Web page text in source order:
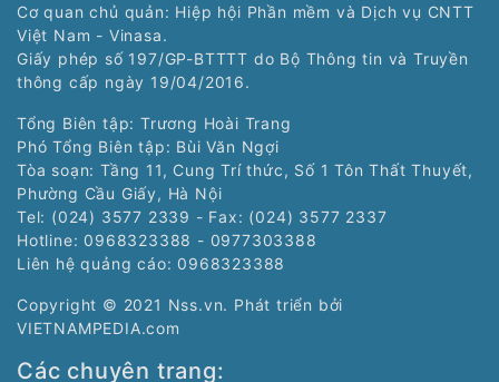
Cơ quan chủ quản: Hiệp hội Phần mềm và Dịch vụ CNTT
Việt Nam - Vinasa.
Giấy phép số 197/GP-BTTTT do Bộ Thông tin và Truyền
thông cấp ngày 19/04/2016.
Tổng Biên tập: Trương Hoài Trang
Phó Tổng Biên tập: Bùi Văn Ngợi
Tòa soạn: Tầng 11, Cung Trí thức, Số 1 Tôn Thất Thuyết,
Phường Cầu Giấy, Hà Nội
Tel: (024) 3577 2339 - Fax: (024) 3577 2337
Hotline: 0968323388 - 0977303388
Liên hệ quảng cáo: 0968323388
Copyright © 2021 Nss.vn. Phát triển bởi
VIETNAMPEDIA.com
Các chuyên trang: